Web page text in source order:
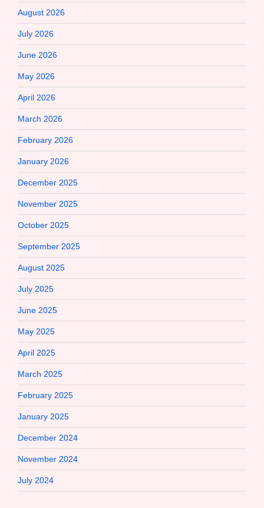
August 2026
July 2026
June 2026
May 2026
April 2026
March 2026
February 2026
January 2026
December 2025
November 2025
October 2025
September 2025
August 2025
July 2025
June 2025
May 2025
April 2025
March 2025
February 2025
January 2025
December 2024
November 2024
July 2024